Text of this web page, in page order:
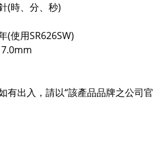
(時、分、秒)
(使用SR626SW)
7.0mm
有出入，請以“該產品品牌之公司官